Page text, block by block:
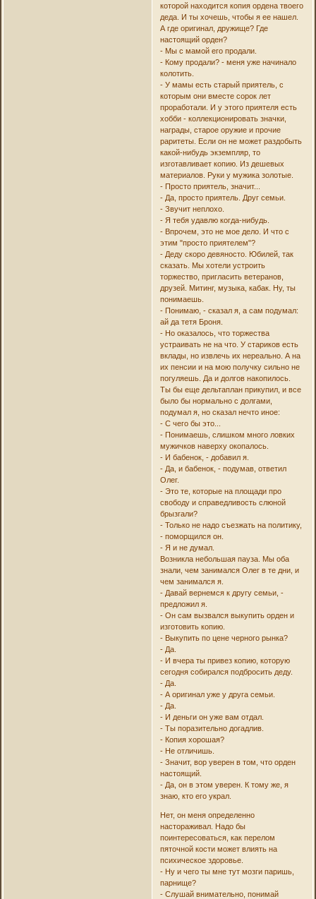
которой находится копия ордена твоего
деда. И ты хочешь, чтобы я ее нашел.
А где оригинал, дружище? Где
настоящий орден?
- Мы с мамой его продали.
- Кому продали? - меня уже начинало
колотить.
- У мамы есть старый приятель, с
которым они вместе сорок лет
проработали. И у этого приятеля есть
хобби - коллекционировать значки,
награды, старое оружие и прочие
раритеты. Если он не может раздобыть
какой-нибудь экземпляр, то
изготавливает копию. Из дешевых
материалов. Руки у мужика золотые.
- Просто приятель, значит...
- Да, просто приятель. Друг семьи.
- Звучит неплохо.
- Я тебя удавлю когда-нибудь.
- Впрочем, это не мое дело. И что с
этим "просто приятелем"?
- Деду скоро девяносто. Юбилей, так
сказать. Мы хотели устроить
торжество, пригласить ветеранов,
друзей. Митинг, музыка, кабак. Ну, ты
понимаешь.
- Понимаю, - сказал я, а сам подумал:
ай да тетя Броня.
- Но оказалось, что торжества
устраивать не на что. У стариков есть
вклады, но извлечь их нереально. А на
их пенсии и на мою получку сильно не
погуляешь. Да и долгов накопилось.
Ты бы еще дельтаплан прикупил, и все
было бы нормально с долгами,
подумал я, но сказал нечто иное:
- С чего бы это...
- Понимаешь, слишком много ловких
мужичков наверху окопалось.
- И бабенок, - добавил я.
- Да, и бабенок, - подумав, ответил
Олег.
- Это те, которые на площади про
свободу и справедливость слюной
брызгали?
- Только не надо съезжать на политику,
- поморщился он.
- Я и не думал.
Возникла небольшая пауза. Мы оба
знали, чем занимался Олег в те дни, и
чем занимался я.
- Давай вернемся к другу семьи, -
предложил я.
- Он сам вызвался выкупить орден и
изготовить копию.
- Выкупить по цене черного рынка?
- Да.
- И вчера ты привез копию, которую
сегодня собирался подбросить деду.
- Да.
- А оригинал уже у друга семьи.
- Да.
- И деньги он уже вам отдал.
- Ты поразительно догадлив.
- Копия хорошая?
- Не отличишь.
- Значит, вор уверен в том, что орден
настоящий.
- Да, он в этом уверен. К тому же, я
знаю, кто его украл.
Нет, он меня определенно
настораживал. Надо бы
поинтересоваться, как перелом
пяточной кости может влиять на
психическое здоровье.
- Ну и чего ты мне тут мозги паришь,
парнище?
- Слушай внимательно, понимай